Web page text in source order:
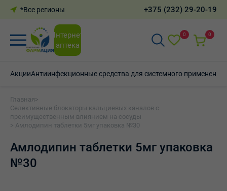
*Все регионы +375 (232) 29-20-19
Интернет-
аптека
0 0
АкцииАнтиинфекционные средства для системного применения
Главная >
Селективные блокаторы кальциевых каналов с
преимущественным влиянием на сосуды
> Амлодипин таблетки 5мг упаковка №30
Амлодипин таблетки 5мг упаковка
№30